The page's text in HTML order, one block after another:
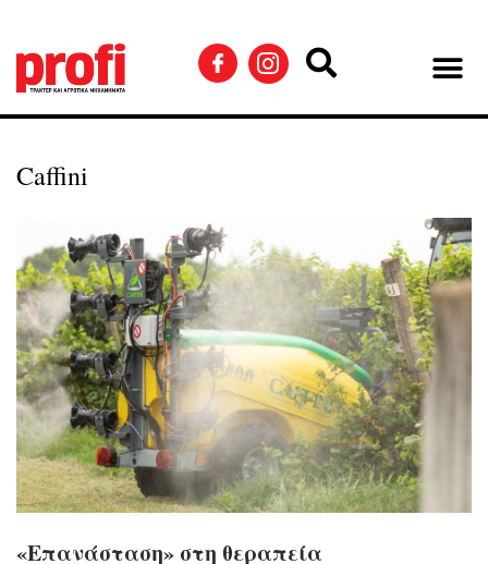
Caffini
«Επανάσταση» στη θεραπεία